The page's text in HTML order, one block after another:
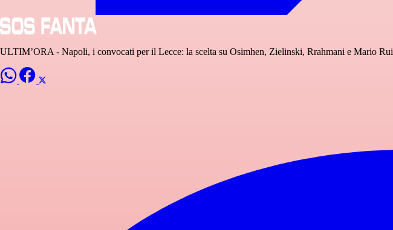
ULTIM’ORA - Napoli, i convocati per il Lecce: la scelta su Osimhen, Zielinski, Rrahmani e Mario Rui